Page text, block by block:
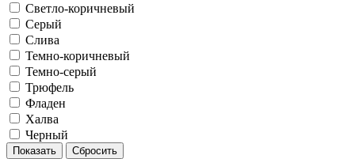
Светло-коричневый
Серый
Слива
Темно-коричневый
Темно-серый
Трюфель
Фладен
Халва
Черный